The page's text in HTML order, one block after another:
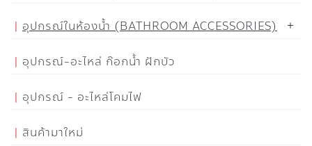
อุปกรณ์ในห้องน้ำ (BATHROOM ACCESSORIES)
อุปกรณ์-อะไหล่ ก๊อกน้ำ ฝักบัว
อุปกรณ์ - อะไหล่โคมไฟ
สินค้ามาใหม่